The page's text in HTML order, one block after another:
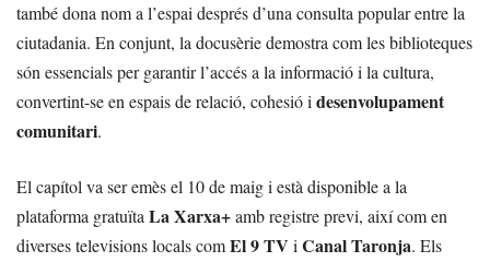
també dona nom a l’espai després d’una consulta popular entre la
ciutadania. En conjunt, la docusèrie demostra com les biblioteques
són essencials per garantir l’accés a la informació i la cultura,
convertint-se en espais de relació, cohesió i desenvolupament
comunitari.
El capítol va ser emès el 10 de maig i està disponible a la
plataforma gratuïta La Xarxa+amb registre previ, així com en
diverses televisions locals comEl 9 TV i Canal Taronja. Els